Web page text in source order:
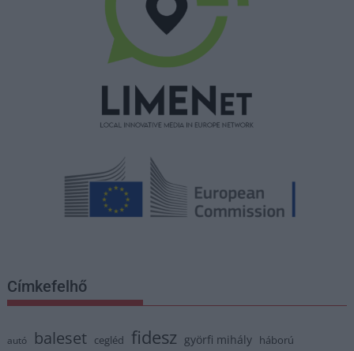
Címkefelhő
autó baleset cegléd fidesz györfi mihály háború